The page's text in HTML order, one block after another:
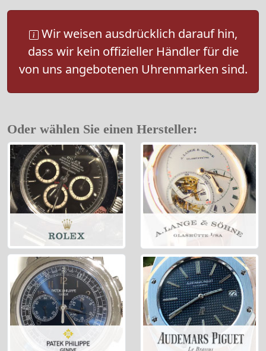
Wir weisen ausdrücklich darauf hin,
dass wir kein offizieller Händler für die
von uns angebotenen Uhrenmarken sind.
Oder wählen Sie einen Hersteller: